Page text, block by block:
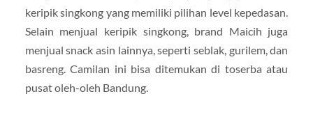
keripik singkong yang memiliki pilihan level kepedasan.
Selain menjual keripik singkong, brand Maicih juga
menjual snack asin lainnya, seperti seblak, gurilem, dan
basreng. Camilan ini bisa ditemukan di toserba atau
pusat oleh-oleh Bandung.